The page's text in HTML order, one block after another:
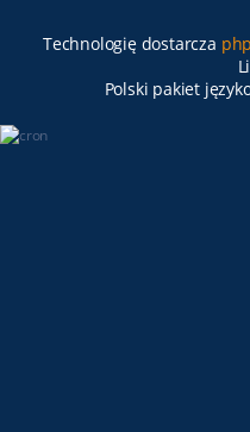
Technologię dostarcza
Polski pakiet